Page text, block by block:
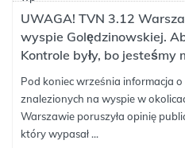
UWAGA! TVN 3.12
wyspie Golędzinowskiej.
Kontrole były, bo jesteśmy
Pod koniec września informacja
znalezionych na wyspie w
Warszawie poruszyła opinię
który wypasał ...